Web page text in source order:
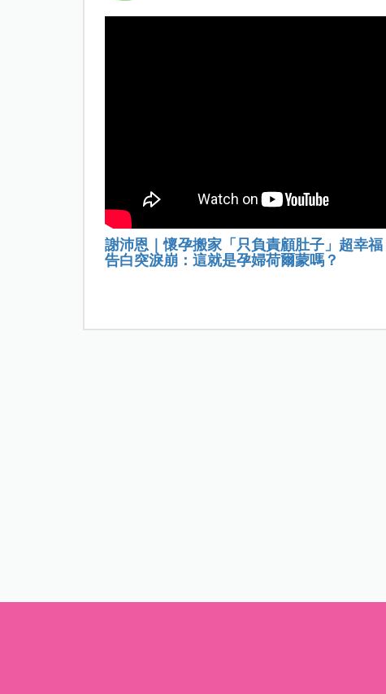
謝沛恩｜懷孕搬家「只負責顧肚子」超幸
告白突淚崩：這就是孕婦荷爾蒙嗎？